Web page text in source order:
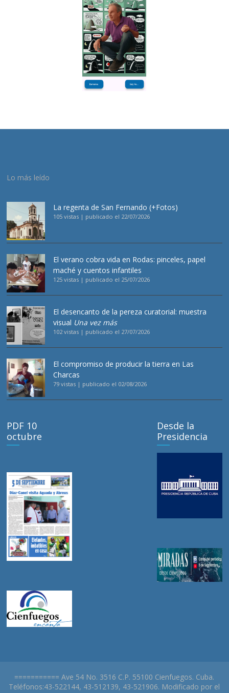
Lo más leído
La regenta de San Fernando (+Fotos)
105 vistas | publicado el 22/07/2026
El verano cobra vida en Rodas: pinceles, papel
maché y cuentos infantiles
125 vistas | publicado el 25/07/2026
El desencanto de la pereza curatorial: muestra
visual Una vez más
102 vistas | publicado el 27/07/2026
El compromiso de producir la tierra en Las
Charcas
79 vistas | publicado el 02/08/2026
PDF 10
octubre
Desde la
Presidencia
=========== Ave 54 No. 3516 C.P. 55100 Cienfuegos. Cuba.
Teléfonos:43-522144, 43-512139, 43-521906. Modificado por el